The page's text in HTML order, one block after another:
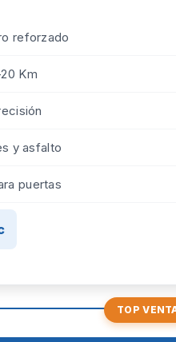
reforzado
Km
y asfalto
puertas
TOP